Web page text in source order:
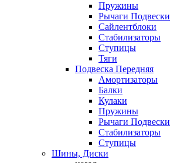
Пружины
Рычаги Подвески
Сайлентблоки
Стабилизаторы
Ступицы
Тяги
Подвеска Передняя
Амортизаторы
Балки
Кулаки
Пружины
Рычаги Подвески
Стабилизаторы
Ступицы
Шины, Диски